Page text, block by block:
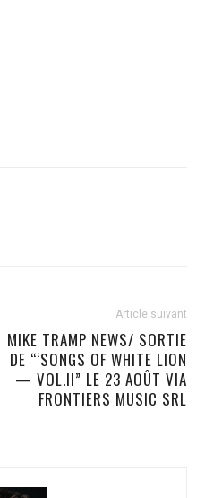
Article suivant
MIKE TRAMP NEWS/ SORTIE
DE “‘SONGS OF WHITE LION
— VOL.II” LE 23 AOÛT VIA
FRONTIERS MUSIC SRL